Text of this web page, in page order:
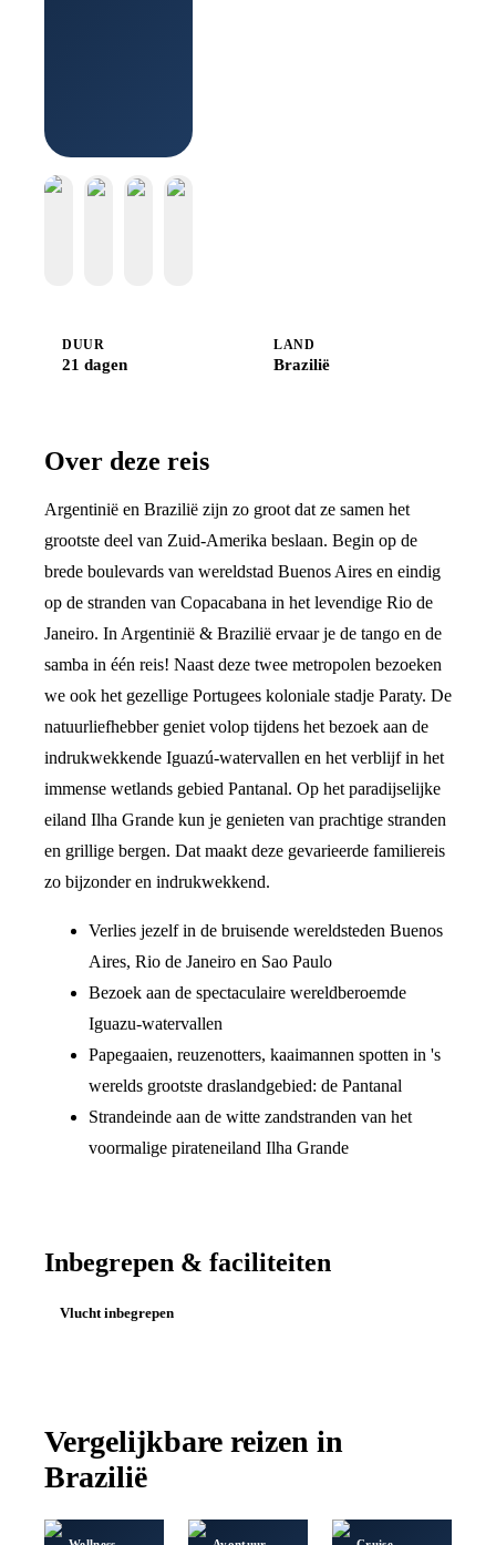
DUUR
21 dagen
LAND
Brazilië
Over deze reis
Argentinië en Brazilië zijn zo groot dat ze samen het
grootste deel van Zuid-Amerika beslaan. Begin op de
brede boulevards van wereldstad Buenos Aires en eindig
op de stranden van Copacabana in het levendige Rio de
Janeiro. In Argentinië & Brazilië ervaar je de tango en de
samba in één reis! Naast deze twee metropolen bezoeken
we ook het gezellige Portugees koloniale stadje Paraty. De
natuurliefhebber geniet volop tijdens het bezoek aan de
indrukwekkende Iguazú-watervallen en het verblijf in het
immense wetlands gebied Pantanal. Op het paradijselijke
eiland Ilha Grande kun je genieten van prachtige stranden
en grillige bergen. Dat maakt deze gevarieerde familiereis
zo bijzonder en indrukwekkend.
Verlies jezelf in de bruisende wereldsteden Buenos
Aires, Rio de Janeiro en Sao Paulo
Bezoek aan de spectaculaire wereldberoemde
Iguazu-watervallen
Papegaaien, reuzenotters, kaaimannen spotten in 's
werelds grootste draslandgebied: de Pantanal
Strandeinde aan de witte zandstranden van het
voormalige pirateneiland Ilha Grande
Inbegrepen & faciliteiten
Vlucht inbegrepen
Vergelijkbare reizen in
Brazilië